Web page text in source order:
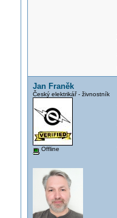
Jan Franěk
Český elektrikář - živnostník
Offline